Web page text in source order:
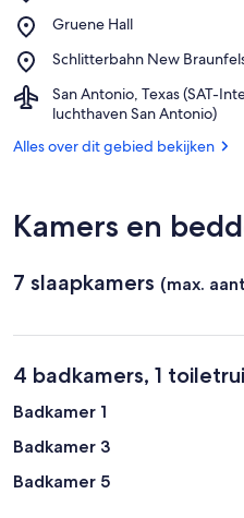
River
Gruene Hall
Place,
Hall
Schlitterbahn New
Place,
New
Braunfels
Waterpark
San Antonio, Texas (SAT-
luchthaven San Antonio)
Airport,
San
Texas
San
Alles over dit gebied bekijken
Kamers en
7 slaapkamers (max.
4 badkamers, 1
Badkamer 1
Badkamer 3
Badkamer 5